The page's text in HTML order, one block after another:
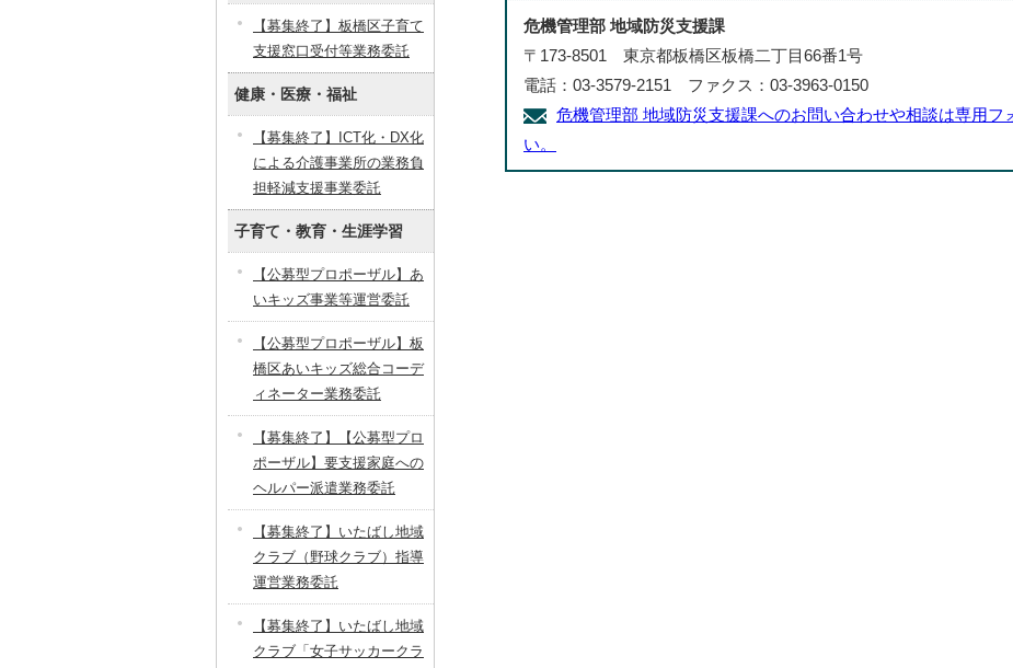
危機管理部 地域防災支援課
〒173-8501 東京都板橋区板橋二丁目66番1号
電話：03-3579-2151 ファクス：03-3963-0150
危機管理部 地域防災支援課へのお問い合わせや相談は専用フ
い。
【募集終了】板橋区子育て
支援窓口受付等業務委託
健康・医療・福祉
【募集終了】ICT化・DX化
による介護事業所の業務負
担軽減支援事業委託
子育て・教育・生涯学習
【公募型プロポーザル】あ
いキッズ事業等運営委託
【公募型プロポーザル】板
橋区あいキッズ総合コーデ
ィネーター業務委託
【募集終了】【公募型プロ
ポーザル】要支援家庭への
ヘルパー派遣業務委託
【募集終了】いたばし地域
クラブ（野球クラブ）指導
運営業務委託
【募集終了】いたばし地域
クラブ「女子サッカークラ